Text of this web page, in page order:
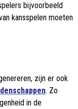
bijvoorbeeld
kansspelen moeten
zijn er ook
. Zo
in de